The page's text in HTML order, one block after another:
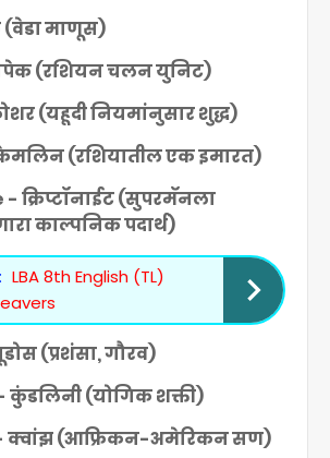
माणूस)
(रशियन चलन युनिट)
(यहूदी नियमांनुसार शुद्ध)
(रशियातील एक इमारत)
क्रिप्टॉनाईट (सुपरमॅनला
काल्पनिक पदार्थ)
LBA 8th English (TL)
(प्रशंसा, गौरव)
कुंडलिनी (योगिक शक्ती)
क्वांझ (आफ्रिकन-अमेरिकन सण)